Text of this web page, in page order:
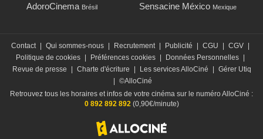
AdoroCinema Brésil Sensacine México Mexique
Contact Qui sommes-nous Recrutement Publicité CGU CGV
Politique de cookies
Préférences cookies Données Personnelles
Revue de presse
Charte d'écriture Les services AlloCiné
Gérer Utiq
©AlloCiné
Retrouvez tous les horaires et infos de votre cinéma sur le numéro AlloCiné :
0 892 892 892(0,90€/minute)